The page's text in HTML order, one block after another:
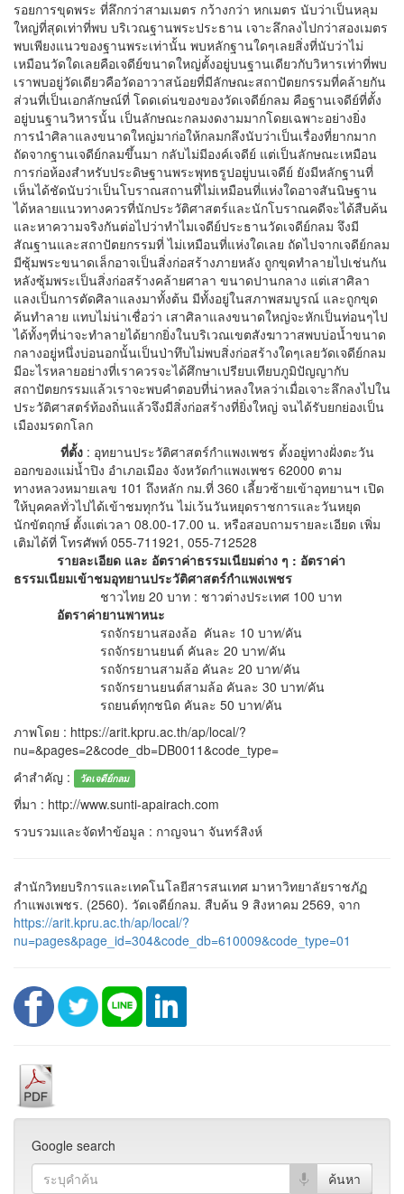
รอยการขุดพระ ที่ลึกกว่าสามเมตร กว้างกว่า หกเมตร นับว่าเป็นหลุม
ใหญ่ที่สุดเท่าที่พบ บริเวณฐานพระประธาน เจาะลึกลงไปกว่าสองเมตร
พบเพียงแนวของฐานพระเท่านั้น พบหลักฐานใดๆเลยสิ่งที่นับว่าไม่
เหมือนวัดใดเลยคือเจดีย์ขนาดใหญ่ตั้งอยู่บนฐานเดียวกับวิหารเท่าที่พบ
เราพบอยู่วัดเดียวคือวัดอาวาสน้อยที่มีลักษณะสถาปัตยกรรมที่คล้ายกัน
ส่วนที่เป็นเอกลักษณ์ที่ โดดเด่นของของวัดเจดีย์กลม คือฐานเจดีย์ที่ตั้ง
อยู่บนฐานวิหารนั้น เป็นลักษณะกลมงดงามมากโดยเฉพาะอย่างยิ่ง
การนำศิลาแลงขนาดใหญ่มาก่อให้กลมกลึงนับว่าเป็นเรื่องที่ยากมาก
ถัดจากฐานเจดีย์กลมขึ้นมา กลับไม่มีองค์เจดีย์ แต่เป็นลักษณะเหมือน
การก่อห้องสำหรับประดิษฐานพระพุทธรูปอยู่บนเจดีย์ ยังมีหลักฐานที่
เห็นได้ชัดนับว่าเป็นโบราณสถานที่ไม่เหมือนที่แห่งใดอาจสันนิษฐาน
ได้หลายแนวทางควรที่นักประวัติศาสตร์และนักโบราณคดีจะได้สืบค้น
และหาความจริงกันต่อไปว่าทำไมเจดีย์ประธานวัดเจดีย์กลม จึงมี
สัณฐานและสถาปัตยกรรมที่ ไม่เหมือนที่แห่งใดเลย ถัดไปจากเจดีย์กลม
มีซุ้มพระขนาดเล็กอาจเป็นสิ่งก่อสร้างภายหลัง ถูกขุดทำลายไปเช่นกัน
หลังซุ้มพระเป็นสิ่งก่อสร้างคล้ายศาลา ขนาดปานกลาง แต่เสาศิลา
แลงเป็นการตัดศิลาแลงมาทั้งต้น มีทั้งอยู่ในสภาพสมบูรณ์ และถูกขุด
ค้นทำลาย แทบไม่น่าเชื่อว่า เสาศิลาแลงขนาดใหญ่จะหักเป็นท่อนๆไป
ได้ทั้งๆที่น่าจะทำลายได้ยากยิ่งในบริเวณเขตสังฆาวาสพบบ่อน้ำขนาด
กลางอยู่หนึ่งบ่อนอกนั้นเป็นป่าทึบไม่พบสิ่งก่อสร้างใดๆเลยวัดเจดีย์กลม
มีอะไรหลายอย่างที่เราควรจะได้ศึกษาเปรียบเทียบภูมิปัญญากับ
สถาปัตยกรรมแล้วเราจะพบคำตอบที่น่าหลงใหลว่าเมื่อเจาะลึกลงไปใน
ประวัติศาสตร์ท้องถิ่นแล้วจึงมีสิ่งก่อสร้างที่ยิ่งใหญ่ จนได้รับยกย่องเป็น
เมืองมรดกโลก
ที่ตั้ง : อุทยานประวัติศาสตร์กำแพงเพชร ตั้งอยู่ทางฝั่งตะวัน
ออกของแม่น้ำปิง อำเภอเมือง จังหวัดกำแพงเพชร 62000 ตาม
ทางหลวงหมายเลข 101 ถึงหลัก กม.ที่ 360 เลี้ยวซ้ายเข้าอุทยานฯ เปิด
ให้บุคคลทั่วไปได้เข้าชมทุกวัน ไม่เว้นวันหยุดราชการและวันหยุด
นักขัตฤกษ์ ตั้งแต่เวลา 08.00-17.00 น. หรือสอบถามรายละเอียด เพิ่ม
เติมได้ที่ โทรศัพท์ 055-711921, 055-712528
รายละเอียด และ อัตราค่าธรรมเนียมต่าง ๆ : อัตราค่า
ธรรมเนียมเข้าชมอุทยานประวัติศาสตร์กำแพงเพชร
ชาวไทย 20 บาท : ชาวต่างประเทศ 100 บาท
อัตราค่ายานพาหนะ
รถจักรยานสองล้อ คันละ 10 บาท/คัน
รถจักรยานยนต์ คันละ 20 บาท/คัน
รถจักรยานสามล้อ คันละ 20 บาท/คัน
รถจักรยานยนต์สามล้อ คันละ 30 บาท/คัน
รถยนต์ทุกชนิด คันละ 50 บาท/คัน
ภาพโดย : https://arit.kpru.ac.th/ap/local/?
nu=&pages=2&code_db=DB0011&code_type=
คำสำคัญ :
วัดเจดีย์กลม
ที่มา : http://www.sunti-apairach.com
รวบรวมและจัดทำข้อมูล : กาญจนา จันทร์สิงห์
สำนักวิทยบริการและเทคโนโลยีสารสนเทศ มาหาวิทยาลัยราชภัฏ
กำแพงเพชร. (2560). วัดเจดีย์กลม. สืบค้น 9 สิงหาคม 2569, จาก
https://arit.kpru.ac.th/ap/local/?
nu=pages&page_id=304&code_db=610009&code_type=01
Google search